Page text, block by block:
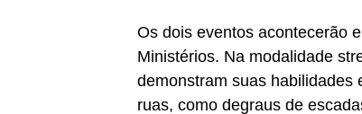
Os dois eventos acontecerão
Ministérios. Na modalidade
demonstram suas habilidades
ruas, como degraus de